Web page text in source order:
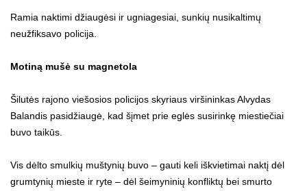
Ramia naktimi džiaugėsi ir ugniagesiai, sunkių nusikaltimų
neužfiksavo policija.
Motiną mušė su magnetola
Šilutės rajono viešosios policijos skyriaus viršininkas Alvydas
Balandis pasidžiaugė, kad šįmet prie eglės susirinkę miestiečiai
buvo taikūs.
Vis dėlto smulkių muštynių buvo – gauti keli iškvietimai naktį dėl
grumtynių mieste ir ryte – dėl šeimyninių konfliktų bei smurto